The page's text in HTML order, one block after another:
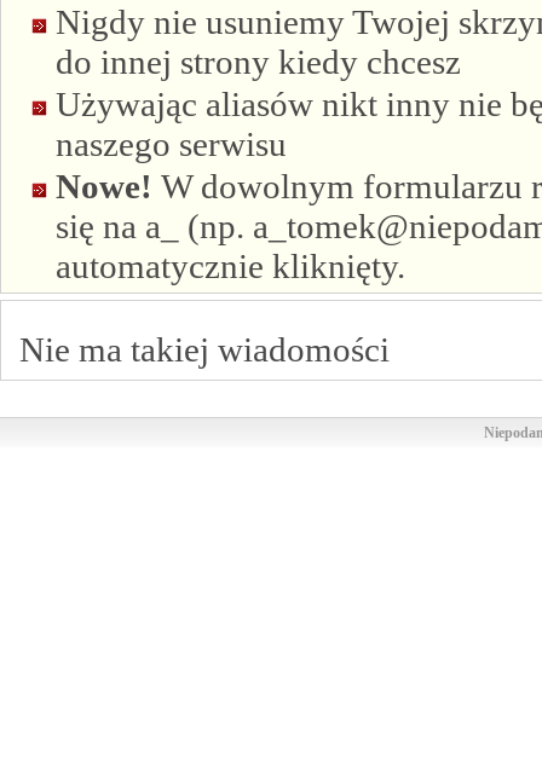
Nigdy nie usuniemy Twojej
do innej strony kiedy chcesz
Używając aliasów nikt inny nie
naszego serwisu
Nowe! W dowolnym formularzu
się na a_ (np.
automatycznie kliknięty.
Nie ma takiej wiadomości